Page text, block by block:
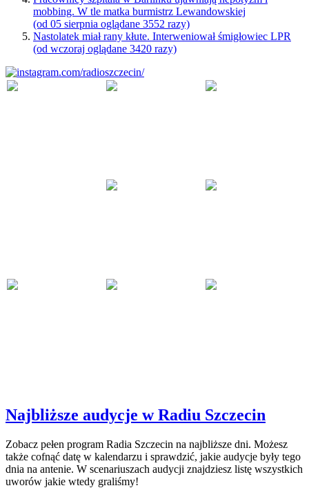
mobbing. W tle matka burmistrz Lewandowskiej
(od 05 sierpnia oglądane 3552 razy)
Nastolatek miał rany kłute. Interweniował śmigłowiec LPR
(od wczoraj oglądane 3420 razy)
Najbliższe audycje w Radiu Szczecin
Zobacz pełen program Radia Szczecin na najbliższe dni. Możesz
także cofnąć datę w kalendarzu i sprawdzić, jakie audycje były tego
dnia na antenie. W scenariuszach audycji znajdziesz listę wszystkich
uworów jakie wtedy graliśmy!